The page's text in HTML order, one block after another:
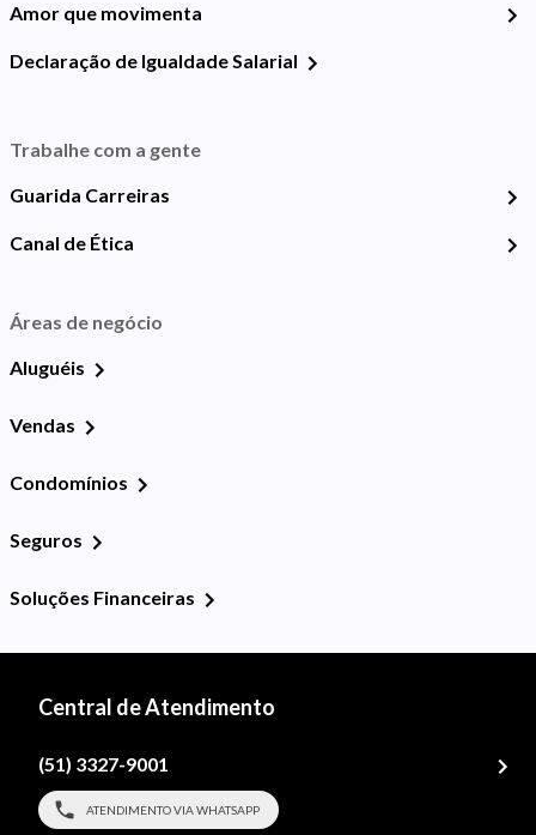
Amor que movimenta
Declaração de Igualdade Salarial
Trabalhe com a gente
Guarida Carreiras
Canal de Ética
Áreas de negócio
Aluguéis
Vendas
Condomínios
Seguros
Soluções Financeiras
Central de Atendimento
(51) 3327-9001
ATENDIMENTO VIA WHATSAPP